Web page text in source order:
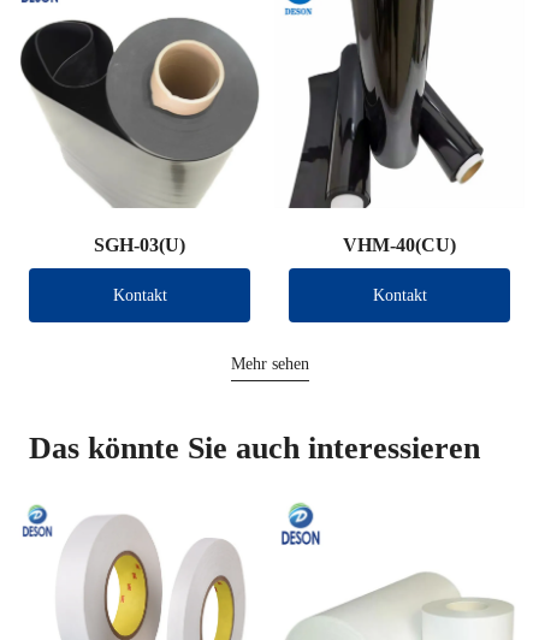
SGH-03(U)
Kontakt
VHM-40(CU)
Kontakt
Mehr sehen
Das könnte Sie auch interessieren